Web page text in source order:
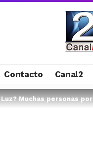
Contacto Canal2
Muchas personas